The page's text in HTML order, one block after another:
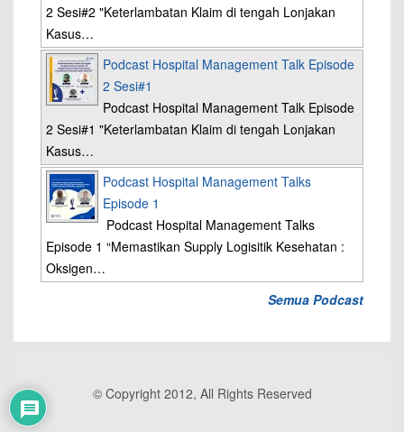
2 Sesi#2 "Keterlambatan Klaim di tengah Lonjakan
Kasus…
Podcast Hospital Management Talk Episode
2 Sesi#1
Podcast Hospital Management Talk Episode
2 Sesi#1 "Keterlambatan Klaim di tengah Lonjakan
Kasus…
Podcast Hospital Management Talks
Episode 1
Podcast Hospital Management Talks
Episode 1 “Memastikan Supply Logisitik Kesehatan :
Oksigen…
Semua Podcast
© Copyright 2012, All Rights Reserved